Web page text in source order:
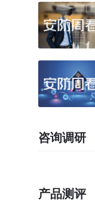
咨询调研
产品测评